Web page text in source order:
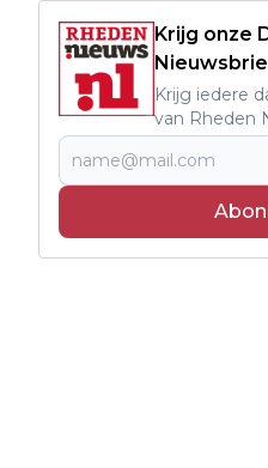
Krijg onze
Krijg iedere
van Rheden